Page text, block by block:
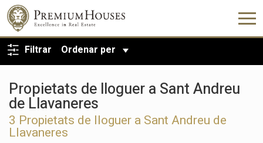
Filtrar Ordenar per
Propietats de lloguer a Sant Andreu
de Llavaneres
3 Propietats de lloguer a Sant Andreu de
Llavaneres
TORNA A LA CERCA